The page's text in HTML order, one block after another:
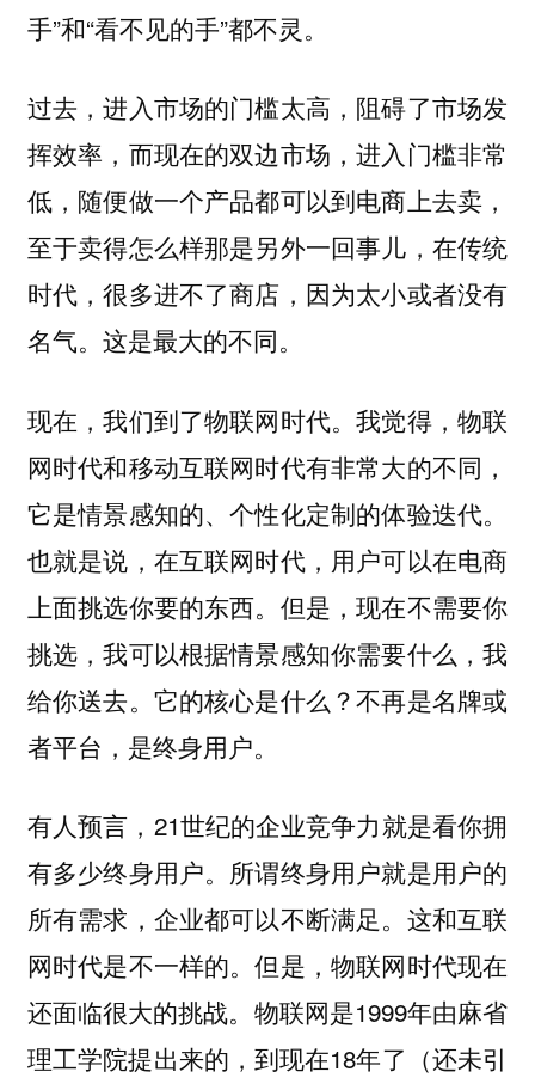
手”和“看不见的手”都不灵。
过去，进入市场的门槛太高，阻碍了市场发
挥效率，而现在的双边市场，进入门槛非常
低，随便做一个产品都可以到电商上去卖，
至于卖得怎么样那是另外一回事儿，在传统
时代，很多进不了商店，因为太小或者没有
名气。这是最大的不同。
现在，我们到了物联网时代。我觉得，物联
网时代和移动互联网时代有非常大的不同，
它是情景感知的、个性化定制的体验迭代。
也就是说，在互联网时代，用户可以在电商
上面挑选你要的东西。但是，现在不需要你
挑选，我可以根据情景感知你需要什么，我
给你送去。它的核心是什么？不再是名牌或
者平台，是终身用户。
有人预言，21世纪的企业竞争力就是看你拥
有多少终身用户。所谓终身用户就是用户的
所有需求，企业都可以不断满足。这和互联
网时代是不一样的。但是，物联网时代现在
还面临很大的挑战。物联网是1999年由麻省
理工学院提出来的，到现在18年了（还未引